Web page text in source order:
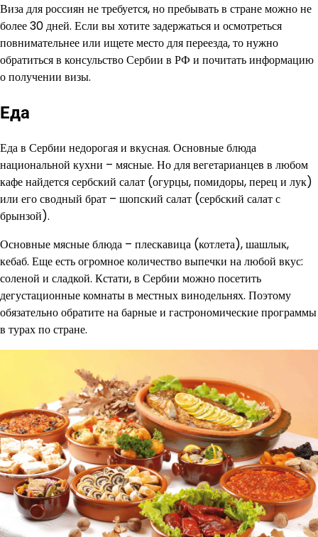
Виза для россиян не требуется, но пребывать в стране можно не
более 30 дней. Если вы хотите задержаться и осмотреться
повнимательнее или ищете место для переезда, то нужно
обратиться в консульство Сербии в РФ и почитать информацию
о получении визы.
Еда
Еда в Сербии недорогая и вкусная. Основные блюда
национальной кухни – мясные. Но для вегетарианцев в любом
кафе найдется сербский салат (огурцы, помидоры, перец и лук)
или его сводный брат – шопский салат (сербский салат с
брынзой).
Основные мясные блюда – плескавица (котлета), шашлык,
кебаб. Еще есть огромное количество выпечки на любой вкус:
соленой и сладкой. Кстати, в Сербии можно посетить
дегустационные комнаты в местных винодельнях. Поэтому
обязательно обратите на барные и гастрономические программы
в турах по стране.